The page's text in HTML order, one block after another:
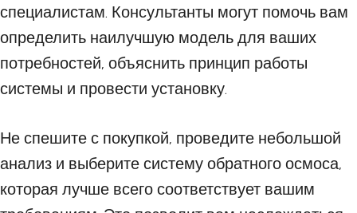
специалистам. Консультанты могут помочь вам
определить наилучшую модель для ваших
потребностей, объяснить принцип работы
системы и провести установку.
Не спешите с покупкой, проведите небольшой
анализ и выберите систему обратного осмоса,
которая лучше всего соответствует вашим